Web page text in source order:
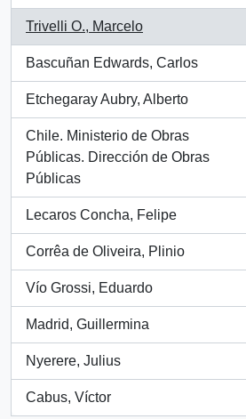
Trivelli O., Marcelo
, 16 resultados
Bascuñan Edwards, Carlos
, 2 resultados
Etchegaray Aubry, Alberto
, 1 resultados
Chile. Ministerio de Obras
Públicas. Dirección de Obras
Públicas
, 1 resultados
Lecaros Concha, Felipe
, 1 resultados
Corrêa de Oliveira, Plinio
, 1 resultados
Vío Grossi, Eduardo
, 1 resultados
Madrid, Guillermina
, 1 resultados
Nyerere, Julius
, 1 resultados
Cabus, Víctor
, 1 resultados